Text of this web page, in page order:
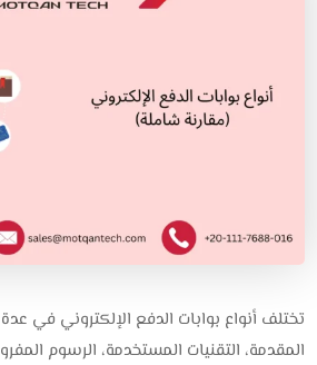
تختلف أنواع بوابات الدفع الإلكتروني في
المقدمة، التقنيات المستخدمة، الرسوم